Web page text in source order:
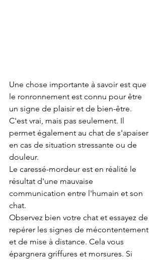
Une chose importante à savoir est que
le ronronnement est connu pour être
un signe de plaisir et de bien-être.
C'est vrai, mais pas seulement. Il
permet également au chat de s'apaiser
en cas de situation stressante ou de
douleur.
Le caressé-mordeur est en réalité le
résultat d'une mauvaise
communication entre l'humain et son
chat.
Observez bien votre chat et essayez de
repérer les signes de mécontentement
et de mise à distance. Cela vous
épargnera griffures et morsures. Si